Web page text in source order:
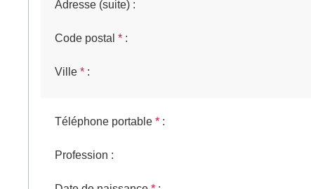
Adresse (suite) :
Code postal * :
Ville * :
Téléphone portable * :
Profession :